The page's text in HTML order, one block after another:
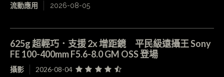
流動應用 2026-08-05
625g 超輕巧．支援 2x 增距鏡 平民級遠攝王 Sony
FE 100-400mm F5.6-8.0 GM OSS 登場
攝影 2026-08-04